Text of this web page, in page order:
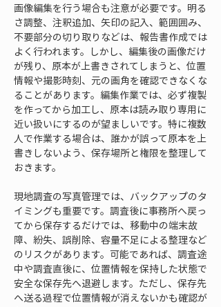
画像編集を行う場合も注意が必要です。明る
さ調整、注釈追加、矢印の記入、範囲囲み、
不要部分の切り取りなどは、報告書作成では
よく行われます。しかし、編集後の画像だけ
が残り、原本が上書きされてしまうと、位置
情報や撮影時刻、元の画角を確認できなくな
ることがあります。編集作業では、必ず複製
を作ってから加工し、原本は読み取り専用に
近い扱いにするのが望ましいです。特に複数
人で作業する場合は、誰かが誤って原本を上
書きしないよう、保存場所と権限を整理して
おきます。
現地調査の写真管理では、バックアップのタ
イミングも重要です。調査後に事務所へ戻っ
てから保存するだけでは、移動中の端末故
障、紛失、誤削除、容量不足による整理など
のリスクがあります。可能であれば、調査途
中や調査直後に、位置情報を保持した状態で
安全な保存先へ退避します。ただし、保存先
へ送る過程で位置情報が消えないかも確認が